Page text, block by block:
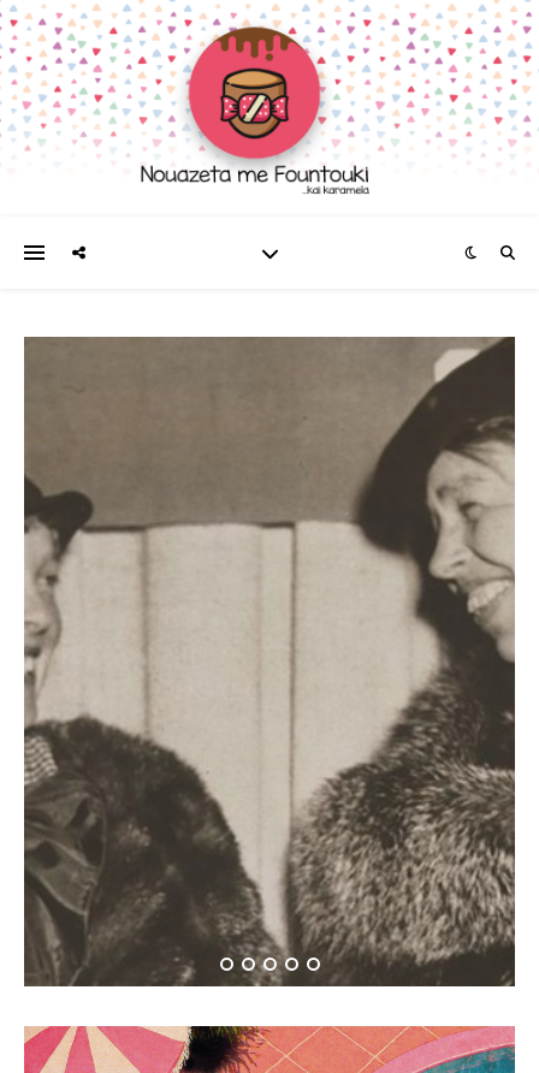
Όταν η Αμέλια Έρχαρτ
συνάντησε την Έλενορ